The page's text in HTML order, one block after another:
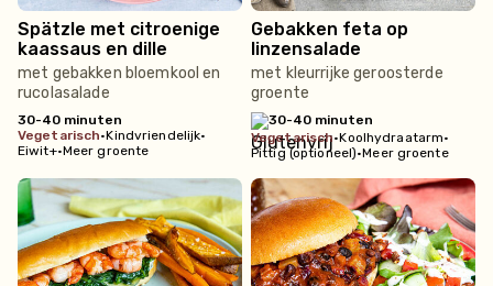
Spätzle met citroenige
kaassaus en dille
met gebakken bloemkool en
rucolasalade
30-40 minuten
vegetarisch•Kindvriendelijk•
Eiwit+•Meer groente
Gebakken feta op
linzensalade
met kleurrijke geroosterde
groente
30-40 minuten
vegetarisch•Koolhydraatarm•
Pittig (optioneel)•Meer groente